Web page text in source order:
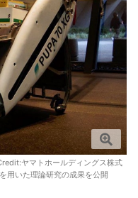
ヤマトホールディングス株式
用いた理論研究の成果を公開